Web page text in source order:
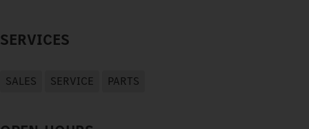
SERVICES
SALES SERVICE PARTS